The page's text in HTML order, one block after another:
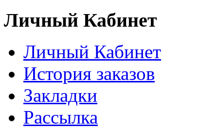
Личный Кабинет
Личный Кабинет
История заказов
Закладки
Рассылка